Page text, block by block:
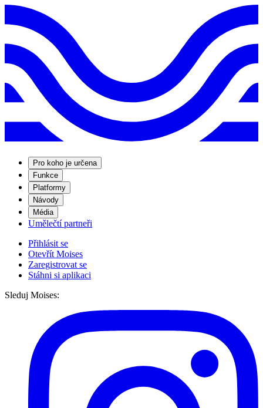
Pro koho je určena
Funkce
Platformy
Návody
Média
Umělečtí partneři
Přihlásit se
Otevřít Moises
Zaregistrovat se
Stáhni si aplikaci
Sleduj Moises: